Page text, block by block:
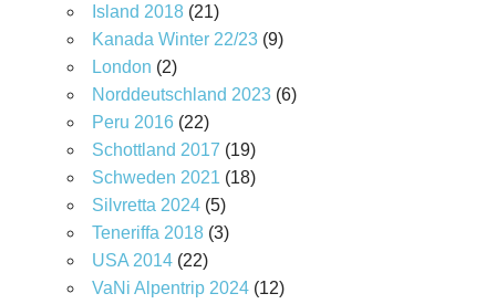
Island 2018(21)
Kanada Winter 22/23(9)
London (2)
Norddeutschland 2023(6)
Peru 2016(22)
Schottland 2017 (19)
Schweden 2021 (18)
Silvretta 2024(5)
Teneriffa 2018(3)
USA 2014(22)
VaNi Alpentrip 2024(12)